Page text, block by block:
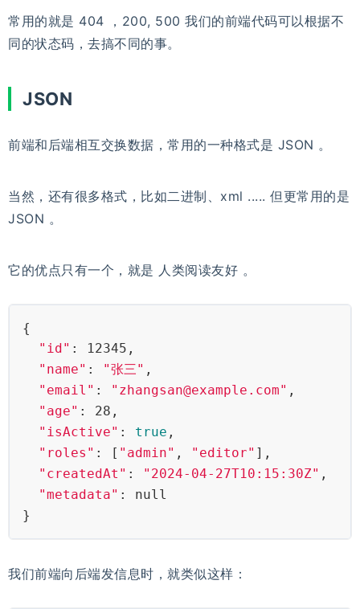
常用的就是 404 ，200, 500 我们的前端代码可以根据不
同的状态码，去搞不同的事。
JSON
前端和后端相互交换数据，常用的一种格式是 JSON 。
当然，还有很多格式，比如二进制、xml ..... 但更常用的是
JSON 。
它的优点只有一个，就是 人类阅读友好 。
{
"id" : 12345,
"name" : "张三" ,
"email" : "zhangsan@example.com" ,
"age" : 28,
"isActive" : true ,
"roles" : [ "admin" , "editor" ],
"createdAt" : "2024-04-27T10:15:30Z" ,
"metadata" : null
}
我们前端向后端发信息时，就类似这样：